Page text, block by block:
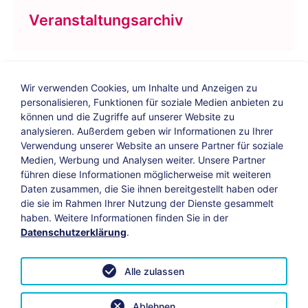
Veranstaltungsarchiv
Bildungs-Blog| Instagram| Facebook|
YouTube
Impressum Suche Datenschutz
Vertrag widerrufen
Datenschutzeinstellungen anpassen
Wir verwenden Cookies, um Inhalte und Anzeigen zu
personalisieren, Funktionen für soziale Medien anbieten zu
können und die Zugriffe auf unserer Website zu
analysieren. Außerdem geben wir Informationen zu Ihrer
Verwendung unserer Website an unsere Partner für soziale
Medien, Werbung und Analysen weiter. Unsere Partner
führen diese Informationen möglicherweise mit weiteren
Daten zusammen, die Sie ihnen bereitgestellt haben oder
die sie im Rahmen Ihrer Nutzung der Dienste gesammelt
haben. Weitere Informationen finden Sie in der
Datenschutzerklärung.
Alle zulassen